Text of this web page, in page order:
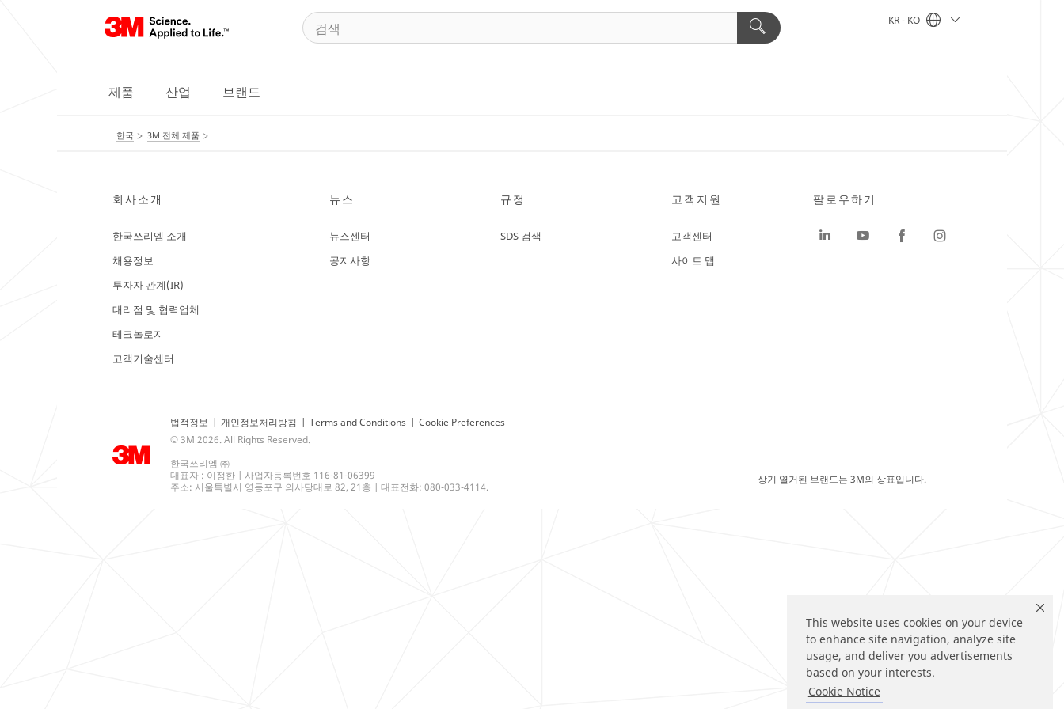
This website uses cookies on your device
to enhance site navigation, analyze site
usage, and deliver you advertisements
based on your interests.
Cookie Notice
KR - KO
제품 산업 브랜드
한국 3M 전체 제품
회사소개
한국쓰리엠 소개
채용정보
투자자 관계(IR)
대리점 및 협력업체
테크놀로지
고객기술센터
뉴스
뉴스센터
공지사항
규정
SDS 검색
고객지원
고객센터
사이트 맵
법적정보 | 개인정보처리방침 | Terms and Conditions | Cookie Preferences
© 3M 2026. All Rights Reserved.
한국쓰리엠 ㈜
대표자 : 이정한 | 사업자등록번호 116-81-06399
주소: 서울특별시 영등포구 의사당대로 82, 21층 | 대표전화: 080-033-4114.
팔로우하기
상기 열거된 브랜드는 3M의 상표입니다.